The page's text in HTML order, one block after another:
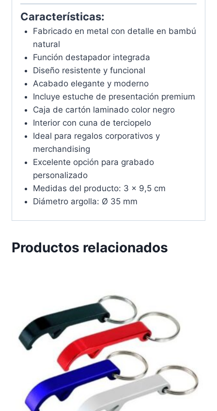
Características:
Fabricado en metal con detalle en bambú
natural
Función destapador integrada
Diseño resistente y funcional
Acabado elegante y moderno
Incluye estuche de presentación premium
Caja de cartón laminado color negro
Interior con cuna de terciopelo
Ideal para regalos corporativos y
merchandising
Excelente opción para grabado
personalizado
Medidas del producto: 3 x 9,5 cm
Diámetro argolla: Ø 35 mm
Productos relacionados